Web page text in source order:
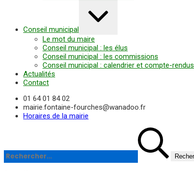
Conseil municipal
Le mot du maire
Conseil municipal : les élus
Conseil municipal : les commissions
Conseil municipal : calendrier et compte-rendus
Actualités
Contact
01 64 01 84 02
mairie.fontaine-fourches@wanadoo.fr
Horaires de la mairie